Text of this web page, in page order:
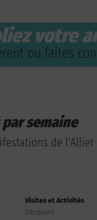
votre
ou faites
semaine
de l'Allier
Visites et Activités
Découvrir